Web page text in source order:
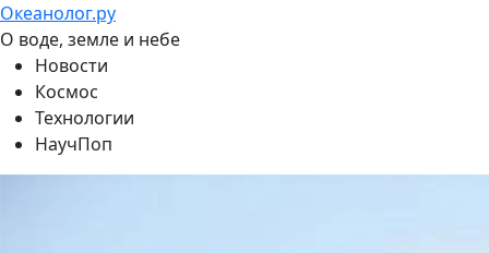
Океанолог.ру
О воде, земле и небе
Новости
Космос
Технологии
НаучПоп